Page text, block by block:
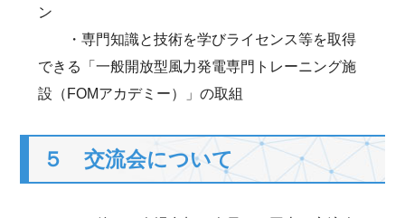
ン
・専門知識と技術を学びライセンス等を取得
できる「一般開放型風力発電専門トレーニング施
設（FOMアカデミー）」の取組
５ 交流会について